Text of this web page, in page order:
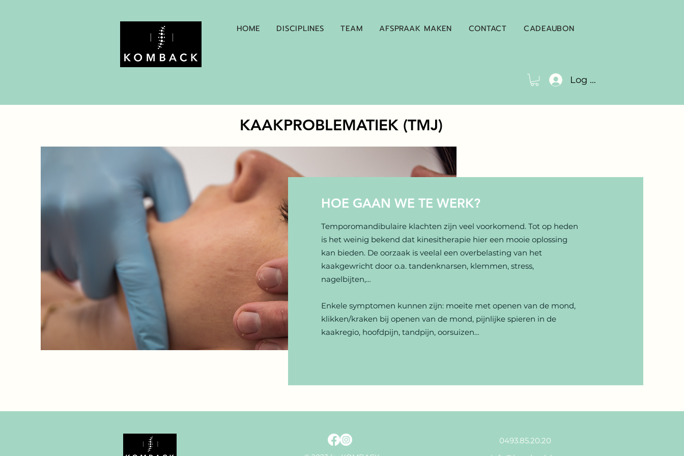
HOME DISCIPLINES TEAM AFSPRAAK MAKEN CONTACT CADEAUBON
Log In
KAAKPROBLEMATIEK (TMJ)
HOE GAAN WE TE WERK?
Temporomandibulaire klachten zijn veel voorkomend. Tot op heden
is het weinig bekend dat kinesitherapie hier een mooie oplossing
kan bieden. De oorzaak is veelal een overbelasting van het
kaakgewricht door o.a. tandenknarsen, klemmen, stress,
nagelbijten,…
Enkele symptomen kunnen zijn: moeite met openen van de mond,
klikken/kraken bij openen van de mond, pijnlijke spieren in de
kaakregio, hoofdpijn, tandpijn, oorsuizen…
0493.85.20.20